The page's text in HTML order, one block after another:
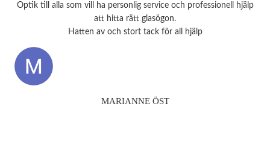
Optik till alla som vill ha personlig service och professionell hjälp
att hitta rätt glasögon.
Hatten av och stort tack för all hjälp
MARIANNE ÖST